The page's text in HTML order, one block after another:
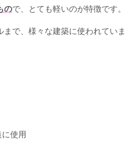
ので、とても軽いのが特徴です。
で、様々な建築に使われていま
使用